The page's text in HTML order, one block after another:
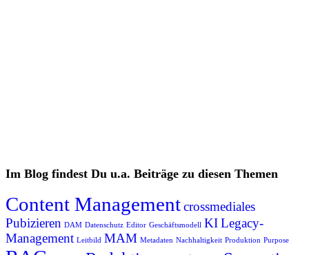
Im Blog findest Du u.a. Beiträge zu diesen Themen
Content Managementcrossmediales
Pubizieren DAM Datenschutz Editor Geschäftsmodell KILegacy-
Management Leitbild MAM Metadaten Nachhaltigkeit Produktion Purpose